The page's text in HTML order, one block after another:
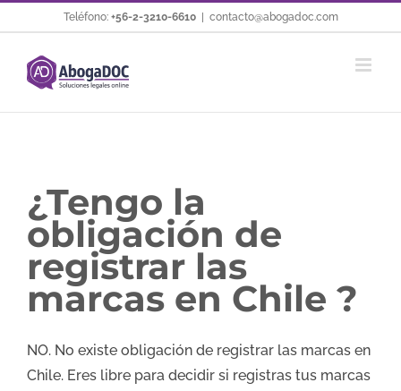
al
contenido
Teléfono: +56-2-3210-6610 contacto@abogadoc.com
¿Tengo la
obligación de
registrar las
marcas en Chile ?
NO. No existe obligación de registrar las marcas en
Chile. Eres libre para decidir si registras tus marcas